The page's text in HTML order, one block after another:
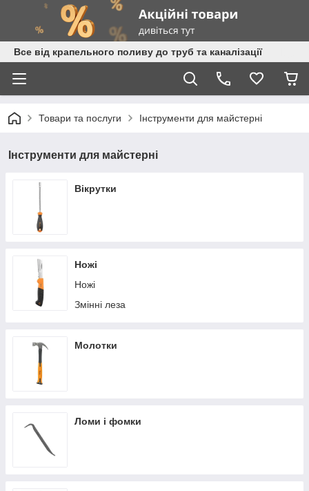
Все від крапельного поливу до труб та каналізації
Товари та послуги Інструменти для майстерні
Інструменти для майстерні
Вікрутки
Ножі
Ножі
Змінні леза
Молотки
Ломи і фомки